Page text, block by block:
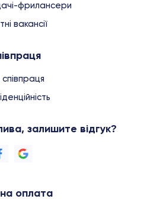
фрилансери
вакансії
співпраця
залишите відгук?
оплата